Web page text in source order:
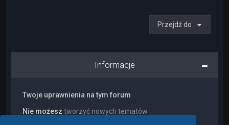
Przejdź do
Informacje
Twoje uprawnienia na tym forum
Nie możesz tworzyć nowych tematów